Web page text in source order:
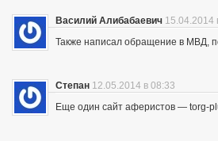
Василий Алибабаевич 15.04.2014
Также написал обращение в МВД,
Степан 12.05.2014 в 08:33
Еще один сайт аферистов — torg-